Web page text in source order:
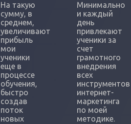
На такую
сумму, в
среднем,
увеличивают
прибыль
мои
ученики
еще в
процессе
обучения,
быстро
создав
поток
новых
Минимально
и каждый
день
привлекают
ученики за
счет
грамотного
внедрения
всех
инструментов
интернет-
маркетинга
по моей
методике.